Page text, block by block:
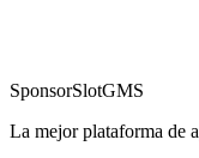
SponsorSlotGMS
La mejor plataforma de